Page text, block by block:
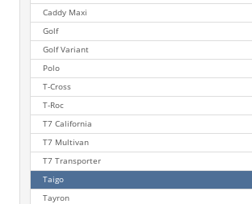
Caddy Maxi
Golf
Golf Variant
Polo
T-Cross
T-Roc
T7 California
T7 Multivan
T7 Transporter
Taigo
Tayron